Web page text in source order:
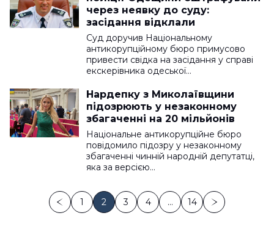
через неявку до суду:
засідання відклали
Суд доручив Національному
антикорупційному бюро примусово
привести свідка на засідання у справі
екскерівника одеської…
Нардепку з Миколаївщини
підозрюють у незаконному
збагаченні на 20 мільйонів
Національне антикорупційне бюро
повідомило підозру у незаконному
збагаченні чинній народній депутатці,
яка за версією…
1 2 3 4 … 14